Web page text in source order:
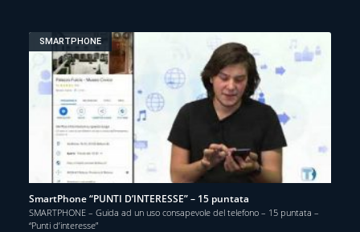
SMARTPHONE
SmartPhone “PUNTI D’INTERESSE” – 15 puntata
SMARTPHONE – Guida ad un uso consapevole del telefono – 15 puntata –
“Punti d’interesse”